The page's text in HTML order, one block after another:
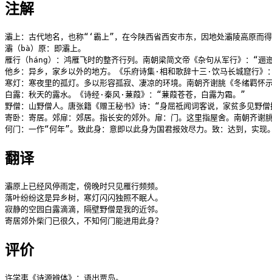
注解
灞上：古代地名，也称“‘霸上”，在今陕西省西安市东，因地处灞陵高原而
灞（bà）原：即灞上。
雁行（háng）：鸿雁飞时的整齐行列。南朝梁简文帝《杂句从军行》：“逦
他乡：异乡，家乡以外的地方。《乐府诗集·相和歌辞十三·饮马长城窟行》
寒灯：寒夜里的孤灯。多以形容孤寂、凄凉的环境。南朝齐谢朓《冬绪羁
白露：秋天的露水。《诗经·秦风·蒹葭》：“蒹葭苍苍，白露为霜。”
野僧：山野僧人。唐张籍《赠王秘书》诗：“身屈祗闻词客说，家贫多见野
寄卧：寄居。郊扉：郊居。指长安的郊外。扉：门。这里指屋舍。南朝齐谢
何门：一作“何年”。致此身：意即以此身为国君报效尽力。致：达到，实现
翻译
灞原上已经风停雨定，傍晚时只见雁行频频。
落叶纷纷这是异乡树，寒灯闪闪独照不眠人。
寂静的空园白露滴滴，隔壁野僧是我的近邻。
寄居郊外柴门已很久，不知何门能进用此身？
评价
许学夷《诗源辨体》：语出贾岛。